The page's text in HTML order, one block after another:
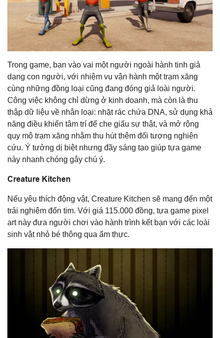
Trong game, bạn vào vai một người ngoài hành tinh giả
dạng con người, với nhiệm vụ vận hành một trạm xăng
cùng những đồng loại cũng đang đóng giả loài người.
Công việc không chỉ dừng ở kinh doanh, mà còn là thu
thập dữ liệu về nhân loại: nhặt rác chứa DNA, sử dụng khả
năng điều khiển tâm trí để che giấu sự thật, và mở rộng
quy mô trạm xăng nhằm thu hút thêm đối tượng nghiên
cứu. Ý tưởng dị biệt nhưng đầy sáng tạo giúp tựa game
này nhanh chóng gây chú ý.
Creature Kitchen
Nếu yêu thích động vật, Creature Kitchen sẽ mang đến một
trải nghiệm đốn tim. Với giá 115.000 đồng, tựa game pixel
art này đưa người chơi vào hành trình kết bạn với các loài
sinh vật nhỏ bé thông qua ẩm thực.